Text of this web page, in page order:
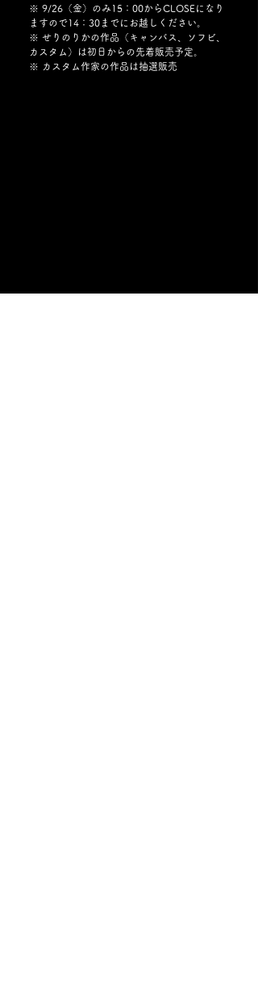
※ 9/26（金）のみ15：00からCLOSEになり
ますので14：30までにお越しください。
※ せりのりかの作品（キャンバス、ソフビ、
カスタム）は初日からの先着販売予定。
※ カスタム作家の作品は抽選販売